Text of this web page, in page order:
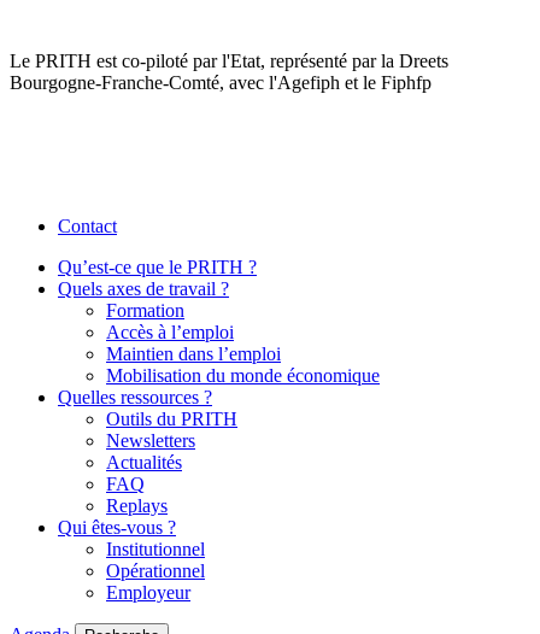
Le PRITH est co-piloté par l'Etat, représenté par la Dreets
Bourgogne-Franche-Comté, avec l'Agefiph et le Fiphfp
Contact
Qu’est-ce que le PRITH ?
Quels axes de travail ?
Formation
Accès à l’emploi
Maintien dans l’emploi
Mobilisation du monde économique
Quelles ressources ?
Outils du PRITH
Newsletters
Actualités
FAQ
Replays
Qui êtes-vous ?
Institutionnel
Opérationnel
Employeur